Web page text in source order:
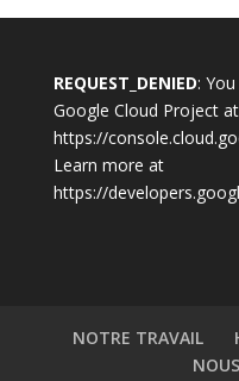
REQUEST_DENIED:
Google Cloud Project at
https://
Learn more at
https://
NOTRE TRAVAIL